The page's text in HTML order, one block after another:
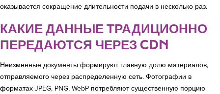
оказывается сокращение длительности подачи в несколько раз.
КАКИЕ ДАННЫЕ ТРАДИЦИОННО
ПЕРЕДАЮТСЯ ЧЕРЕЗ CDN
Неизменные документы формируют главную долю материалов,
отправляемого через распределенную сеть. Фотографии в
форматах JPEG, PNG, WebP потребляют существенную порцию